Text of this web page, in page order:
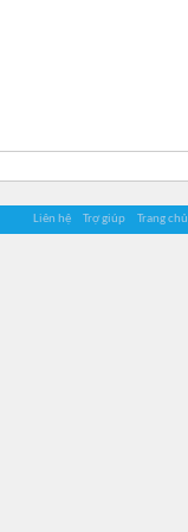
Liên hệ Trợ giúp Trang chủ